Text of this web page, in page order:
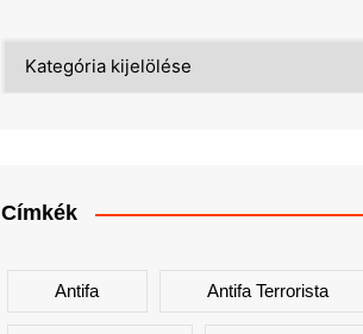
Címkék
Antifa Antifa Terrorista